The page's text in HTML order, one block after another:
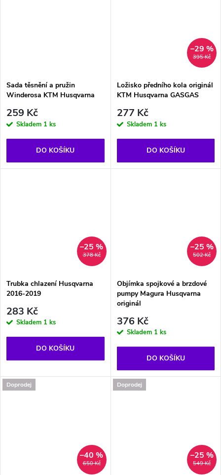
Sada těsnění a pružin
Winderosa KTM Husqvarna
259 Kč
Skladem 1 ks
DO KOŠÍKU
395 Kč
–29 %
Ložisko předního kola originál
KTM Husqvarna GASGAS
277 Kč
Skladem 1 ks
DO KOŠÍKU
378 Kč
–25 %
Trubka chlazení Husqvarna
2016-2019
283 Kč
Skladem 1 ks
DO KOŠÍKU
502 Kč
–25 %
Objímka spojkové a brzdové
pumpy Magura Husqvarna
originál
376 Kč
Skladem 1 ks
DO KOŠÍKU
Doprodej
650 Kč
–40 %
Doprodej
549 Kč
–25 %